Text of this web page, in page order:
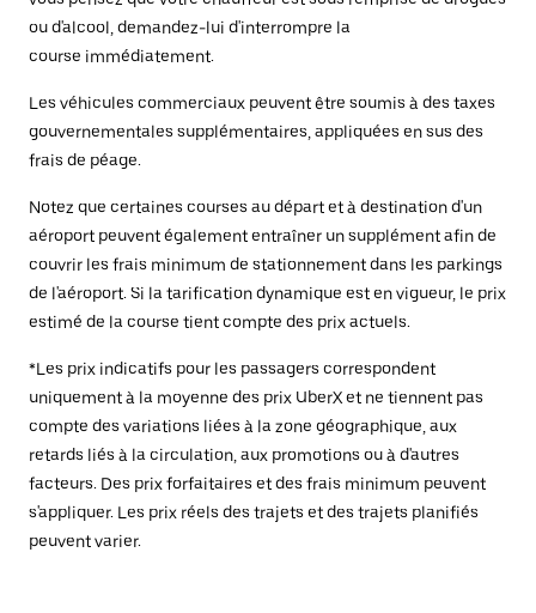
ou d'alcool, demandez-lui d'interrompre la
course immédiatement.
Les véhicules commerciaux peuvent être soumis à des taxes
gouvernementales supplémentaires, appliquées en sus des
frais de péage.
Notez que certaines courses au départ et à destination d'un
aéroport peuvent également entraîner un supplément afin de
couvrir les frais minimum de stationnement dans les parkings
de l'aéroport. Si la tarification dynamique est en vigueur, le prix
estimé de la course tient compte des prix actuels.
*Les prix indicatifs pour les passagers correspondent
uniquement à la moyenne des prix UberX et ne tiennent pas
compte des variations liées à la zone géographique, aux
retards liés à la circulation, aux promotions ou à d'autres
facteurs. Des prix forfaitaires et des frais minimum peuvent
s'appliquer. Les prix réels des trajets et des trajets planifiés
peuvent varier.